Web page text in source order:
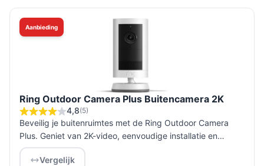
Aanbieding
Ring Outdoor Camera Plus Buitencamera 2K
4,8(5)
Beveilig je buitenruimtes met de Ring Outdoor Camera
Plus. Geniet van 2K-video, eenvoudige installatie en
realtime communicatie voor optimale gemoedsrust.
Vergelijk